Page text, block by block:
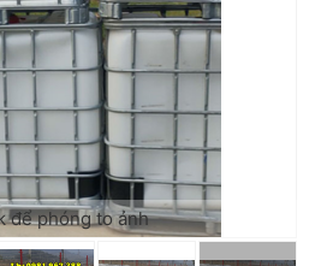
để phóng to ảnh